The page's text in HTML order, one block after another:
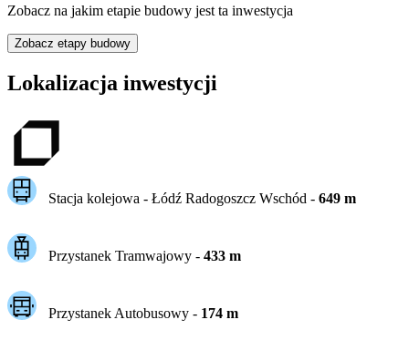
Zobacz na jakim etapie budowy jest ta inwestycja
Zobacz etapy budowy
Lokalizacja inwestycji
Stacja kolejowa - Łódź Radogoszcz Wschód - 649m
Przystanek Tramwajowy - 433m
Przystanek Autobusowy - 174m